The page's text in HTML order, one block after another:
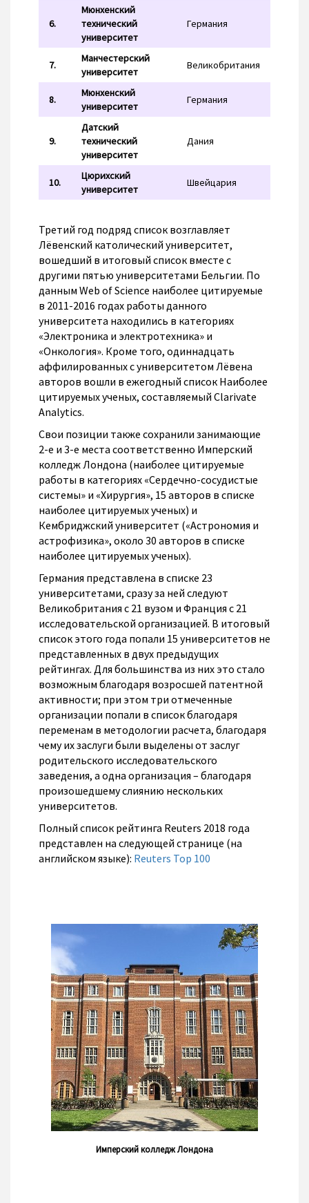
6.
Мюнхенский
технический
университет
Германия
7.
Манчестерский
университет
Великобритания
8.
Мюнхенский
университет
Германия
9.
Датский
технический
университет
Дания
10.
Цюрихский
университет
Швейцария
Третий год подряд список возглавляет
Лёвенский католический университет,
вошедший в итоговый список вместе с
другими пятью университетами Бельгии. По
данным Web of Science наиболее цитируемые
в 2011-2016 годах работы данного
университета находились в категориях
«Электроника и электротехника» и
«Онкология». Кроме того, одиннадцать
аффилированных с университетом Лёвена
авторов вошли в ежегодный список Наиболее
цитируемых ученых, составляемый Clarivate
Analytics.
Свои позиции также сохранили занимающие
2-е и 3-е места соответственно Имперский
колледж Лондона (наиболее цитируемые
работы в категориях «Сердечно-сосудистые
системы» и «Хирургия», 15 авторов в списке
наиболее цитируемых ученых) и
Кембриджский университет («Астрономия и
астрофизика», около 30 авторов в списке
наиболее цитируемых ученых).
Германия представлена в списке 23
университетами, сразу за ней следуют
Великобритания с 21 вузом и Франция с 21
исследовательской организацией. В итоговый
список этого года попали 15 университетов не
представленных в двух предыдущих
рейтингах. Для большинства из них это стало
возможным благодаря возросшей патентной
активности; при этом три отмеченные
организации попали в список благодаря
переменам в методологии расчета, благодаря
чему их заслуги были выделены от заслуг
родительского исследовательского
заведения, а одна организация – благодаря
произошедшему слиянию нескольких
университетов.
Полный список рейтинга Reuters 2018 года
представлен на следующей странице (на
английском языке): Reuters Top 100
Имперский колледж Лондона